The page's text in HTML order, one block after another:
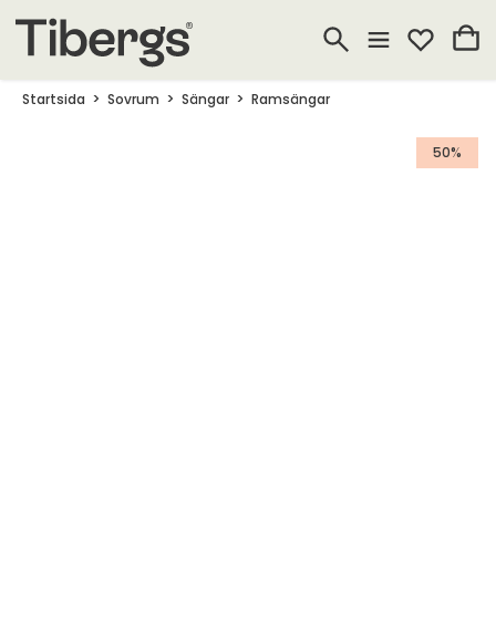
Startsida Sovrum Sängar Ramsängar
50%